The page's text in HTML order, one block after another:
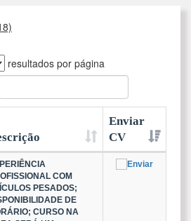
resultados por página
Enviar
CV
COM
PESADOS;
DE
CURSO NA